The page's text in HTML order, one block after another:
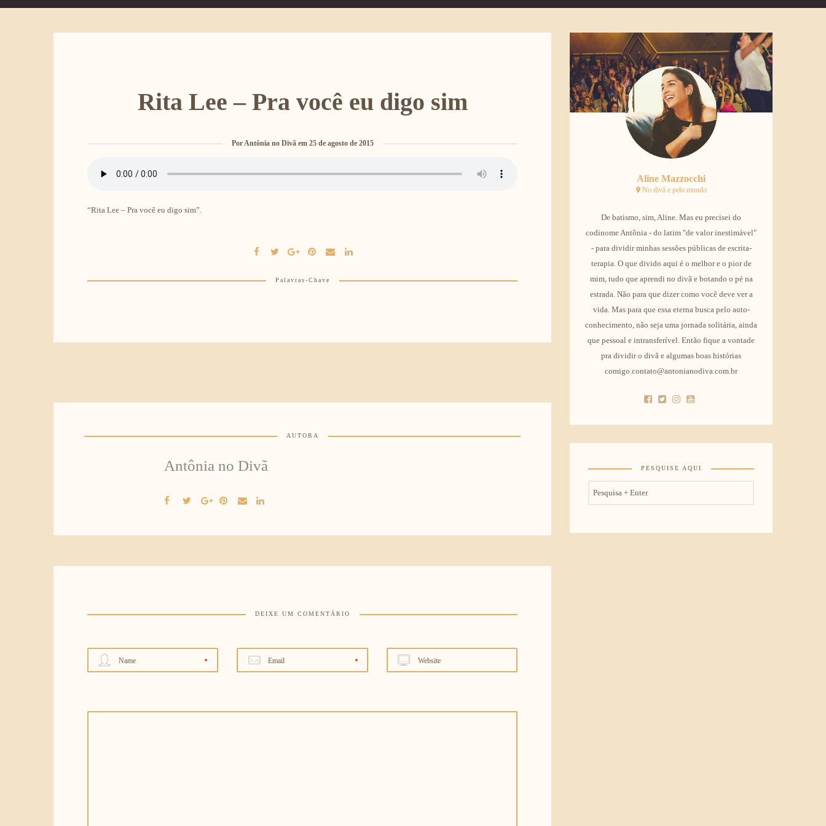
Rita Lee – Pra você eu digo sim
PorAntônia no Divã em 25 de agosto de 2015
“Rita Lee – Pra você eu digo sim”.
Palavras-Chave
AUTORA
Antônia no Divã
DEIXE UM COMENTÁRIO
Name Email Website
Aline Mazzocchi
No divã e pelo mundo
De batismo, sim, Aline. Mas eu precisei do
codinome Antônia - do latim "de valor inestimável"
- para dividir minhas sessões públicas de escrita-
terapia. O que divido aqui é o melhor e o pior de
mim, tudo que aprendi no divã e botando o pé na
estrada. Não para que dizer como você deve ver a
vida. Mas para que essa eterna busca pelo auto-
conhecimento, não seja uma jornada solitária, ainda
que pessoal e intransferível. Então fique a vontade
pra dividir o divã e algumas boas histórias
comigo.contato@antonianodiva.com.br
PESQUISE AQUI